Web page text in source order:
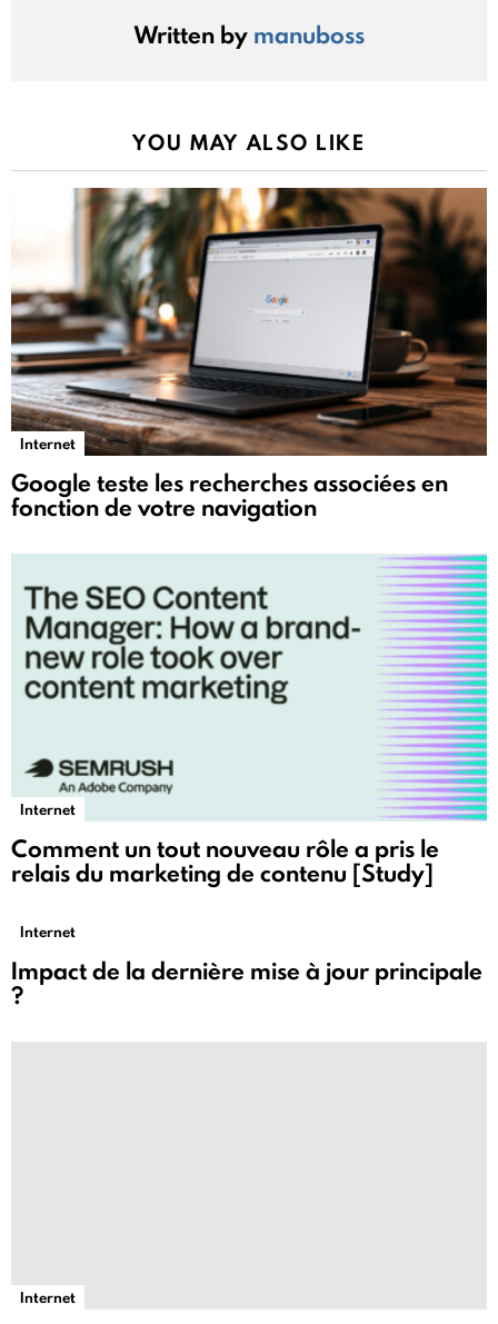
Written by manuboss
YOU MAY ALSO LIKE
Internet
Google teste les recherches associées en
fonction de votre navigation
Internet
Comment un tout nouveau rôle a pris le
relais du marketing de contenu [Study]
Internet
Impact de la dernière mise à jour principale
?
Internet